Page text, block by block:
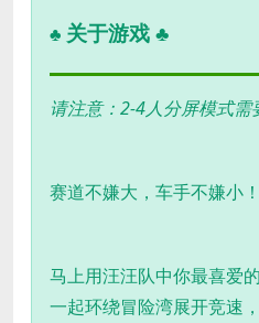
♣ 关于游戏 ♣
请注意：2-4人分屏模式需
赛道不嫌大，车手不嫌小！
马上用汪汪队中你最喜爱
一起环绕冒险湾展开竞速